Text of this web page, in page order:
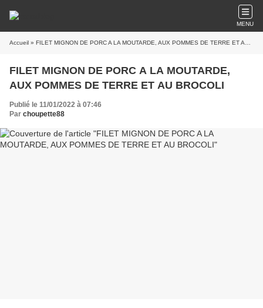
MENU
Accueil » FILET MIGNON DE PORC A LA MOUTARDE, AUX POMMES DE TERRE ET AU BROCOLI
FILET MIGNON DE PORC A LA MOUTARDE,
AUX POMMES DE TERRE ET AU BROCOLI
Publié le 11/01/2022 à 07:46
Par choupette88